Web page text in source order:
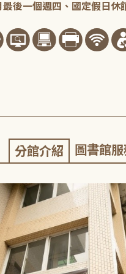
最後一個週四、國定假日休
分館介紹 圖書館